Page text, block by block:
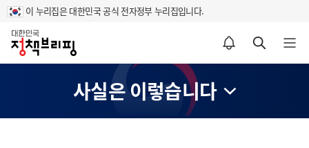
이 누리집은 대한민국 공식 전자정부 누리집입니다.
홈
알림설정 바로가기 검색 바로가기 메뉴 열기
사실은 이렇습니다